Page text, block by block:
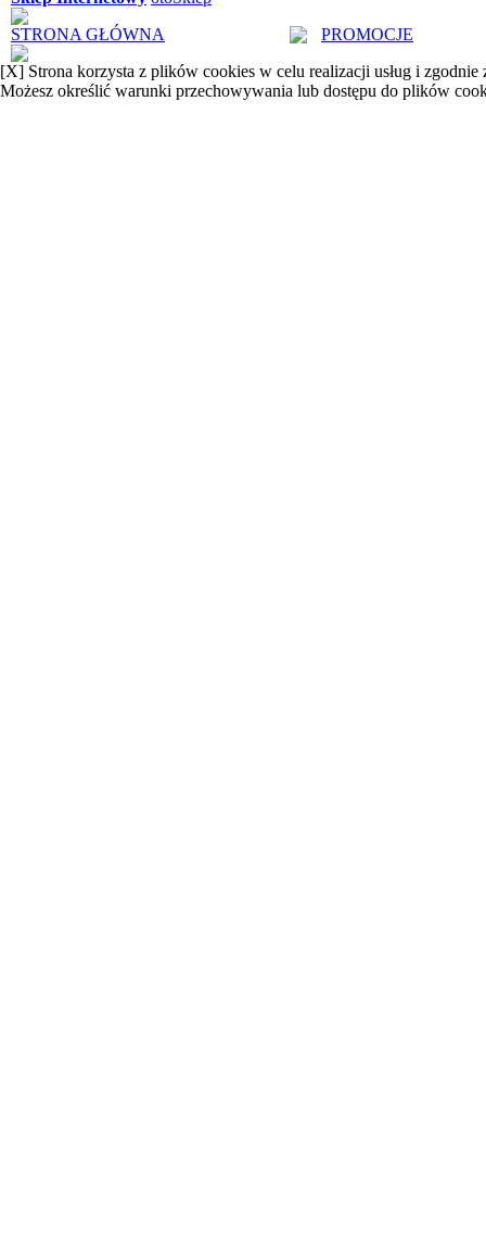
STRONA GŁÓWNA
PROMOCJE
[X] Strona korzysta z plików cookies w celu realizacji usług i zgodnie
Możesz określić warunki przechowywania lub dostępu do plików